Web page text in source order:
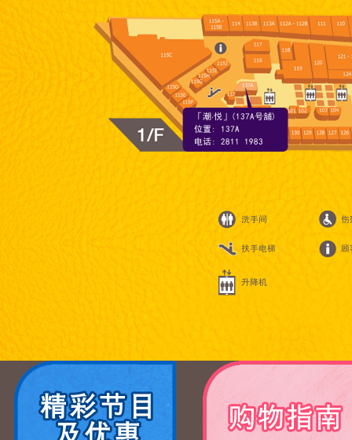
「潮‧悦」(137A号舖)
位置: 137A
电话: 2811 1983
洗手间 伤
扶手电梯 顾
升降机